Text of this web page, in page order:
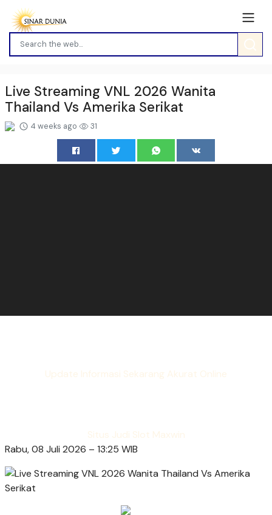
Live Streaming VNL 2026 Wanita
Thailand Vs Amerika Serikat
4 weeks ago 31
Update Informasi Sekarang Akurat Online
Situs Judi Slot Maxwin
Rabu, 08 Juli 2026 – 13:25 WIB